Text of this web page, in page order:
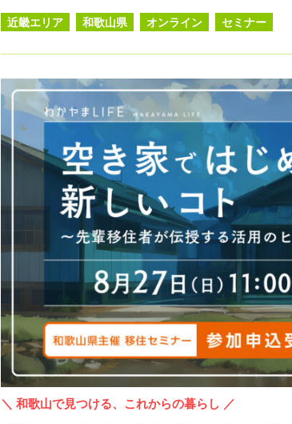
近畿エリア 和歌山県 オンライン セミナー
＼ 和歌山で見つける、これからの暮らし ／